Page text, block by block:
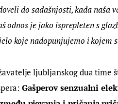
do sadašnjosti, kada naša
odnos je jako isprepleten s
koje nadopunjujemo i kojem
ljubljanskog dua time
Gašperov senzualni